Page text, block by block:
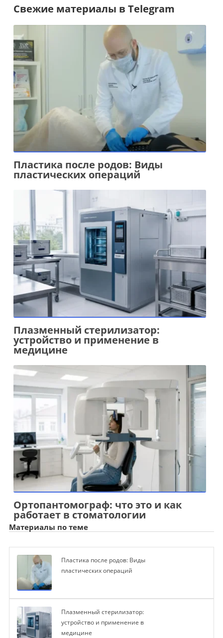
Свежие материалы в Telegram
Пластика после родов: Виды
пластических операций
Плазменный стерилизатор:
устройство и применение в
медицине
Ортопантомограф: что это и как
работает в стоматологии
Материалы по теме
Пластика после родов: Виды
пластических операций
Плазменный стерилизатор:
устройство и применение в
медицине